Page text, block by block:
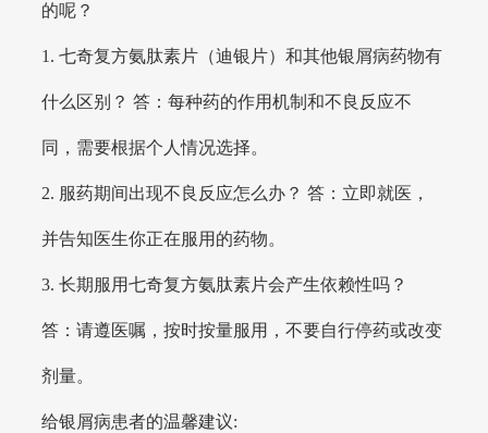
的呢？
1. 七奇复方氨肽素片（迪银片）和其他银屑病药物有
什么区别？ 答：每种药的作用机制和不良反应不
同，需要根据个人情况选择。
2. 服药期间出现不良反应怎么办？ 答：立即就医，
并告知医生你正在服用的药物。
3. 长期服用七奇复方氨肽素片会产生依赖性吗？
答：请遵医嘱，按时按量服用，不要自行停药或改变
剂量。
给银屑病患者的温馨建议: